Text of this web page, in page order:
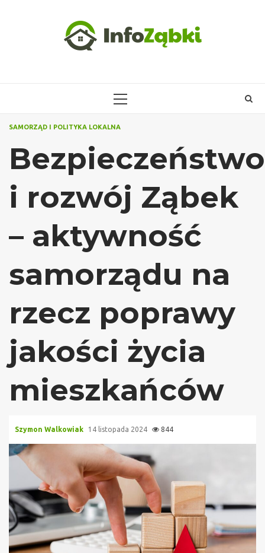
PRIMARY
SAMORZĄD I POLITYKA LOKALNA
Bezpieczeństwo
i rozwój Ząbek
– aktywność
samorządu na
rzecz poprawy
jakości życia
mieszkańców
Szymon Walkowiak 14 listopada 2024 844